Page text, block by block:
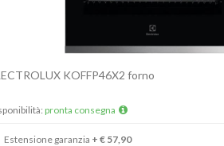
KOFFP46X2 forno
pronta consegna
Estensione garanzia + € 57,90